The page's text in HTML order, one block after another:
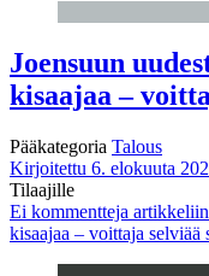
Joensuun
kisaajaa –
Pääkategoria Talous
Kirjoitettu 6. elokuuta
Tilaajille
Ei kommentteja
kisaajaa – voittaja selviää